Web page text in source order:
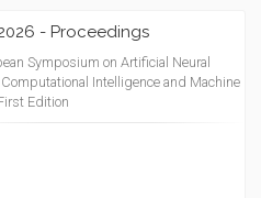
- Proceedings
Symposium on Artificial Neural
Intelligence and Machine
Edition